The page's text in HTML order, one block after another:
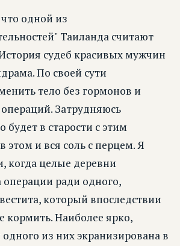
одной из
Таиланда считают
судеб красивых мужчин
По своей сути
тело без гормонов и
Затрудняюсь
будет в старости с этим
этом и вся соль с перцем. Я
когда целые деревни
операции ради одного,
который впоследствии
кормить. Наиболее ярко,
из них экранизирована в